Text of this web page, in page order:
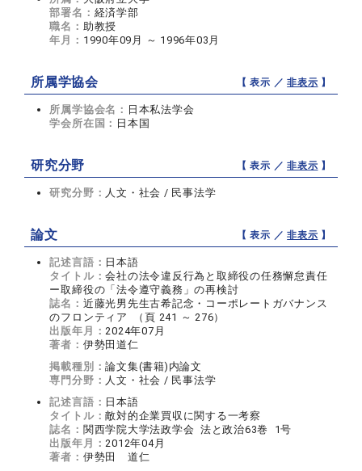
部署名： 経済学部
職名： 助教授
年月： 1990年09月 ～ 1996年03月
所属学協会 【 表示 ／非表示 】
所属学協会名： 日本私法学会
学会所在国： 日本国
研究分野 【 表示 ／非表示 】
研究分野： 人文・社会 / 民事法学
論文 【 表示 ／非表示 】
記述言語： 日本語
タイトル：会社の法令違反行為と取締役の任務懈怠責任
ー取締役の「法令遵守義務」の再検討
誌名： 近藤光男先生古希記念・コーポレートガバナンス
のフロンティア （頁 241 ～ 276）
出版年月：2024年07月
著者： 伊勢田道仁
掲載種別：論文集(書籍)内論文
専門分野： 人文・社会 / 民事法学
記述言語： 日本語
タイトル：敵対的企業買収に関する一考察
誌名： 関西学院大学法政学会 法と政治63巻 1号
出版年月：2012年04月
著者： 伊勢田 道仁